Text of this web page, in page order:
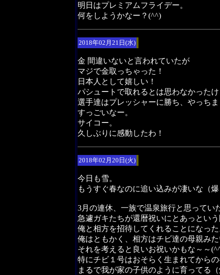
明日はプレミアムフライデー。
何をしようかなー？(^^)
2018年02月21日(水)
金 間違いないと言われていたが
マジで金取っちゃった！
日本人として嬉しい！
パシュートで取れるとは思わなかった
選手達はプレッシャーに勝ち、やっち
すっごいなー。
サイコー。
久しぶりに感動したわ！
2018年02月20日(火)
今日も雪。
もうすぐ春なのに追い込みが凄いな（
3月の連休、一族で温泉旅行と思ってい
急遽ガキたちが還暦祝いにとあっとい
俺と相方を招待してくれることになっ
俺はともかく、相方はチビ達の母親み
それを考えると良いお祝いかもな～～
特にチビ１号はおそらく生まれてから
まるで我が家の子供のように育ってる